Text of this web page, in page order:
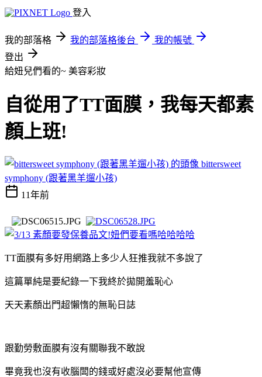
登入
我的部落格 我的部落格後台
我的帳號
登出
給妞兒們看的~ 美容彩妝
自從用了TT面膜，我每天都素
顏上班!
bittersweet
symphony (跟著黑羊遛小孩)
11年前
TT面膜有多好用網路上多少人狂推我就不多說了
這篇單純是要紀錄一下我終於拋開羞恥心
天天素顏出門超懶惰的無恥日誌
跟勤勞敷面膜有沒有關聯我不敢說
畢竟我也沒有收腦闆的錢或好處沒必要幫他宣傳